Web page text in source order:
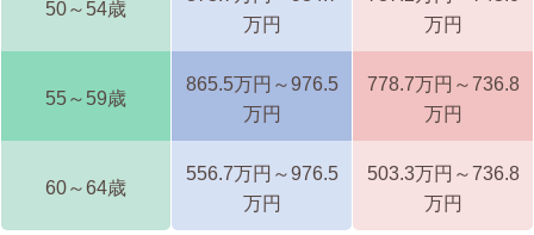
50～54歳
万円
万円
55～59歳
865.5万円～976.5
万円
778.7万円～736.8
万円
60～64歳
556.7万円～976.5
万円
503.3万円～736.8
万円